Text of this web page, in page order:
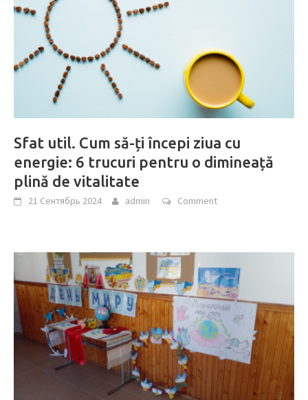
Sfat util. Cum să-ți începi ziua cu
energie: 6 trucuri pentru o dimineață
plină de vitalitate
21 Сентябрь 2024 admin Comment